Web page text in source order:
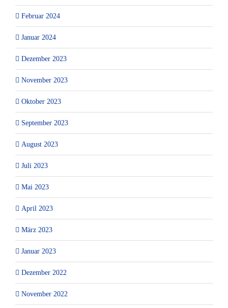
Februar 2024
Januar 2024
Dezember 2023
November 2023
Oktober 2023
September 2023
August 2023
Juli 2023
Mai 2023
April 2023
März 2023
Januar 2023
Dezember 2022
November 2022